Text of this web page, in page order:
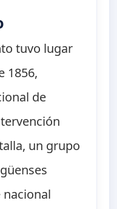
tuvo lugar
1856,
de
un grupo